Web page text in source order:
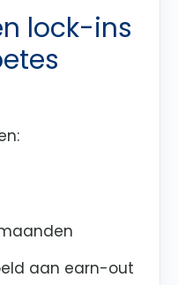
lock-ins
aan earn-out